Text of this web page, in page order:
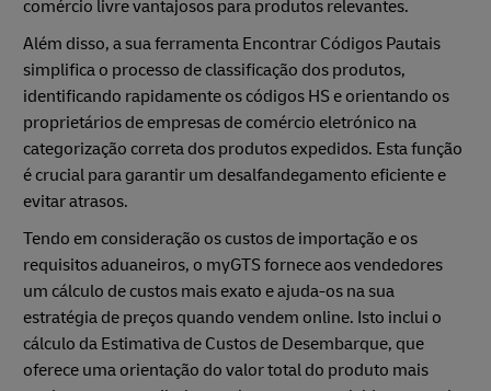
comércio livre vantajosos para produtos relevantes.
Além disso, a sua ferramenta Encontrar Códigos Pautais
simplifica o processo de classificação dos produtos,
identificando rapidamente os códigos HS e orientando os
proprietários de empresas de comércio eletrónico na
categorização correta dos produtos expedidos. Esta função
é crucial para garantir um desalfandegamento eficiente e
evitar atrasos.
Tendo em consideração os custos de importação e os
requisitos aduaneiros, o myGTS fornece aos vendedores
um cálculo de custos mais exato e ajuda-os na sua
estratégia de preços quando vendem online. Isto inclui o
cálculo da Estimativa de Custos de Desembarque, que
oferece uma orientação do valor total do produto mais